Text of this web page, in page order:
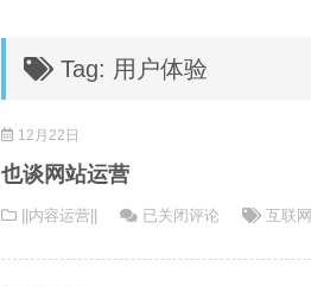
Tag: 用户体验
12月22日
也谈网站运营
||内容运营||
也
已关闭评论 互联网